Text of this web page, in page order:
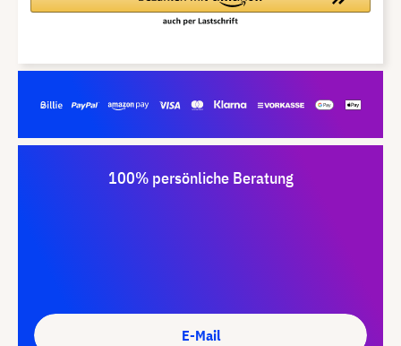
100% persönliche Beratung
E-Mail